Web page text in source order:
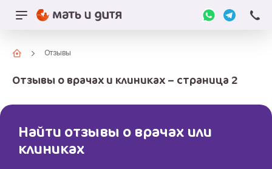
Отзывы
Отзывы о врачах и клиниках – страница 2
Найти отзывы о врачах или
клиниках